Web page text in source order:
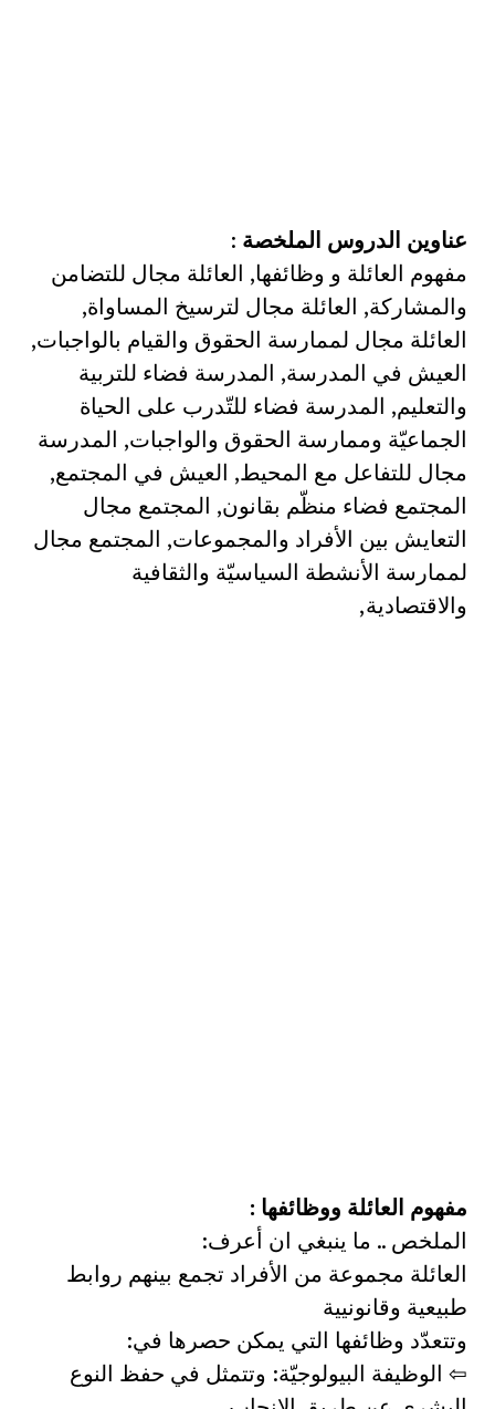
عناوين الدروس الملخصة :
مفهوم العائلة و وظائفها, العائلة مجال للتضامن
والمشاركة, العائلة مجال لترسيخ المساواة,
العائلة مجال لممارسة الحقوق والقيام بالواجبات,
العيش في المدرسة, المدرسة فضاء للتربية
والتعليم, المدرسة فضاء للتّدرب على الحياة
الجماعيّة وممارسة الحقوق والواجبات, المدرسة
مجال للتفاعل مع المحيط, العيش في المجتمع,
المجتمع فضاء منظّم بقانون, المجتمع مجال
التعايش بين الأفراد والمجموعات, المجتمع مجال
لممارسة الأنشطة السياسيّة والثقافية
والاقتصادية,
مفهوم العائلة ووظائفها :
الملخص .. ما ينبغي ان أعرف:
العائلة مجموعة من الأفراد تجمع بينهم روابط
طبيعية وقانونيية
وتتعدّد وظائفها التي يمكن حصرها في:
⇦ الوظيفة البيولوجيّة: وتتمثل في حفظ النوع